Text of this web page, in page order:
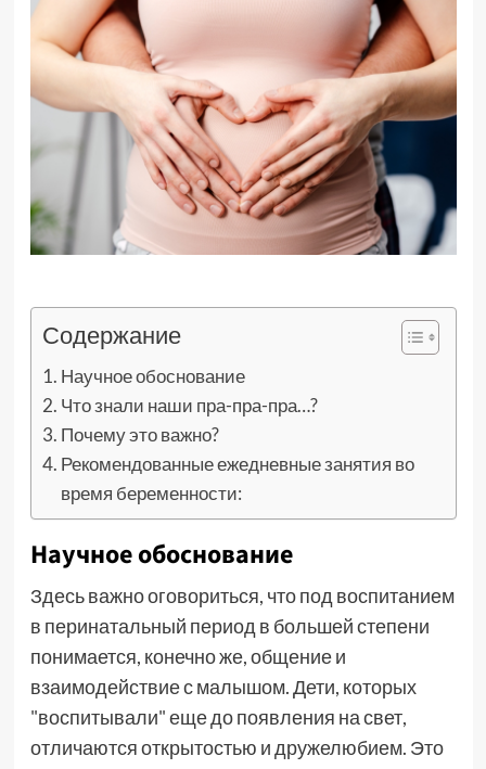
Содержание
Научное обоснование
Что знали наши пра-пра-пра…?
Почему это важно?
Рекомендованные ежедневные занятия во
время беременности:
Научное обоснование
Здесь важно оговориться, что под воспитанием
в перинатальный период в большей степени
понимается, конечно же, общение и
взаимодействие с малышом. Дети, которых
"воспитывали" еще до появления на свет,
отличаются открытостью и дружелюбием. Это